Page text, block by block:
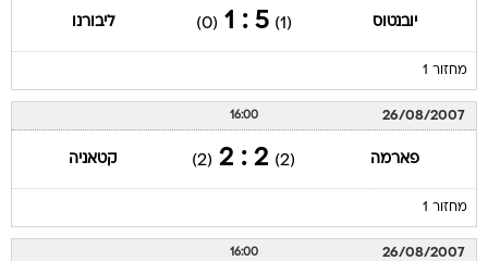
יובנטוס (1)
5 : 1
(0) ליבורנו
מחזור 1
26/08/2007
16:00
פארמה (2)
2 : 2
(2) קטאניה
מחזור 1
26/08/2007
16:00